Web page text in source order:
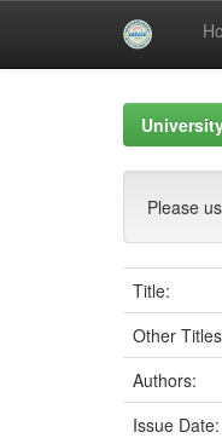
Please
Title:
Other
Authors:
Issue Date: